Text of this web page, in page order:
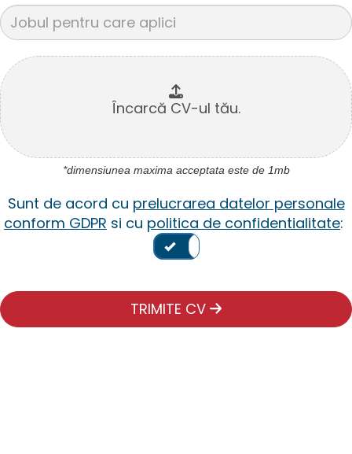
Încarcă CV-ul tău.
*dimensiunea maxima acceptata este de 1mb
Sunt de acord cu prelucrarea datelor personale
conform GDPR si cu politica de confidentialitate:
TRIMITE CV